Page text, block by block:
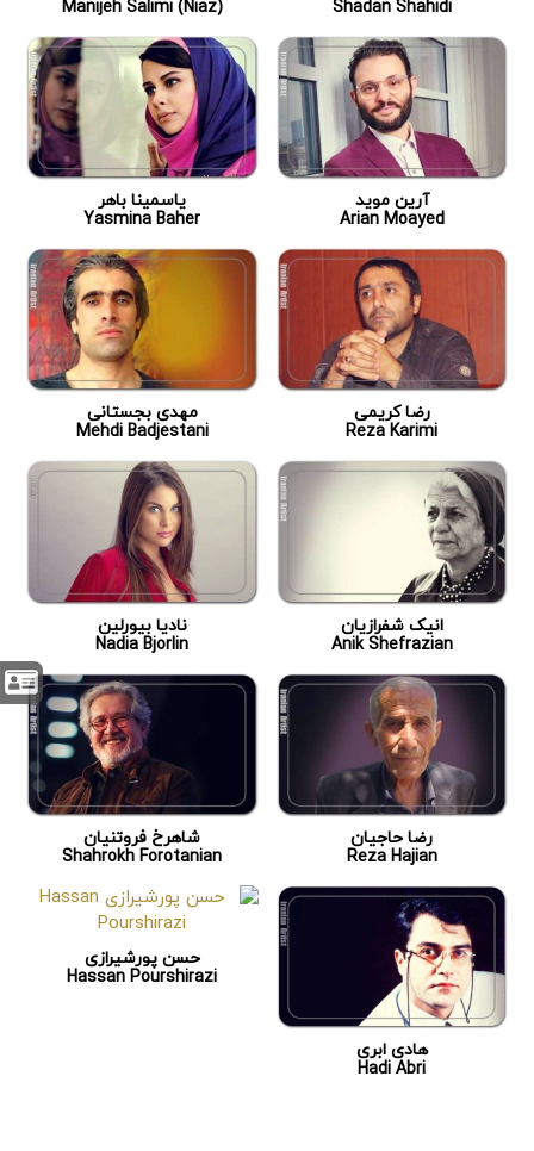
Shadan Shahidi
Manijeh Salimi (Niaz)
آرین موید
Arian Moayed
یاسمینا باهر
Yasmina Baher
رضا کریمی
Reza Karimi
مهدی بجستانی
Mehdi Badjestani
انیک شفرازیان
Anik Shefrazian
نادیا بیورلین
Nadia Bjorlin
رضا حاجیان
Reza Hajian
شاهرخ فروتنیان
Shahrokh Forotanian
هادی ابری
Hadi Abri
حسن پورشیرازی
Hassan Pourshirazi